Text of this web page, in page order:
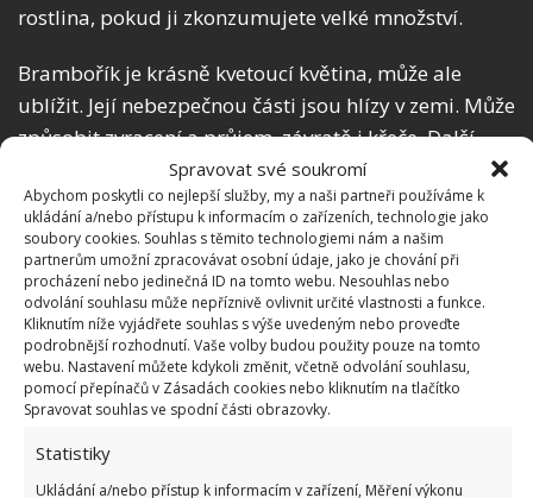
Spravovat své soukromí
Abychom poskytli co nejlepší služby, my a naši partneři používáme k
ukládání a/nebo přístupu k informacím o zařízeních, technologie jako
soubory cookies. Souhlas s těmito technologiemi nám a našim
partnerům umožní zpracovávat osobní údaje, jako je chování při
procházení nebo jedinečná ID na tomto webu. Nesouhlas nebo
odvolání souhlasu může nepříznivě ovlivnit určité vlastnosti a funkce.
Kliknutím níže vyjádřete souhlas s výše uvedeným nebo proveďte
podrobnější rozhodnutí. Vaše volby budou použity pouze na tomto
webu. Nastavení můžete kdykoli změnit, včetně odvolání souhlasu,
pomocí přepínačů v Zásadách cookies nebo kliknutím na tlačítko
Spravovat souhlas ve spodní části obrazovky.
Statistiky
Ukládání a/nebo přístup k informacím v zařízení, Měření výkonu
rostlina, pokud ji zkonzumujete velké množství.
Brambořík je krásně kvetoucí květina, může ale
ublížit. Její nebezpečnou části jsou hlízy v zemi. Může
způsobit zvracení a průjem, závratě i křeče. Další
jedovaté a méně známé květiny jsou:
Břečťan
Kroton
Toulitka
Betlémská hvězda je oblíbenou květinu především v
období Vánoc. Nebezpečná je bílá mléčná šťáva,
která se nachází ve výhoncích této rostliny. Míza
způsobí podráždění pokožky, výjimečně se může
vyskytnout i alergické astma.